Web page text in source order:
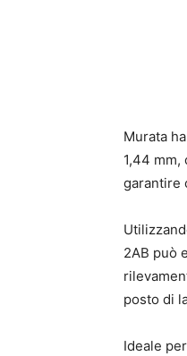
Murata
1,44
garantire
2AB può
posto di
Ideale